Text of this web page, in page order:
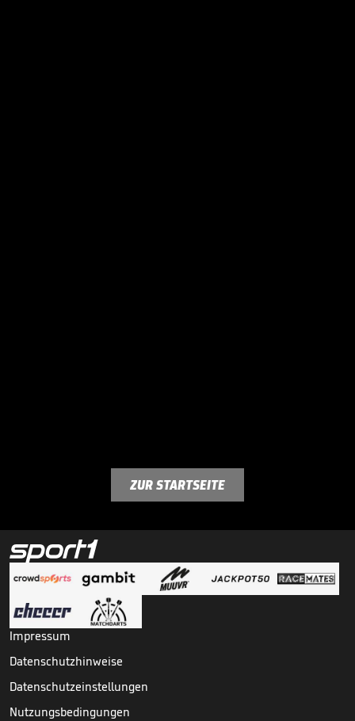
ZUR STARTSEITE
Impressum
Datenschutzhinweise
Datenschutzeinstellungen
Nutzungsbedingungen